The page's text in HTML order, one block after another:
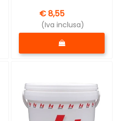
€ 8,55
(Iva inclusa)
Quantità